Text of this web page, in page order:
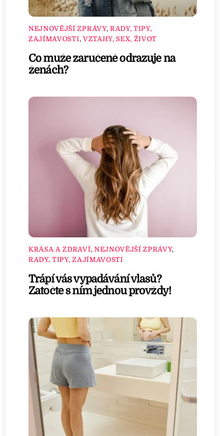
NEJNOVĚJŠÍ ZPRÁVY, RADY, TIPY,
ZAJÍMAVOSTI, VZTAHY, SEX, ŽIVOT
Co muže zaručeně odrazuje na
ženách?
KRÁSA A ZDRAVÍ, NEJNOVĚJŠÍ ZPRÁVY,
RADY, TIPY, ZAJÍMAVOSTI
Trápí vás vypadávání vlasů?
Zatočte s ním jednou provždy!